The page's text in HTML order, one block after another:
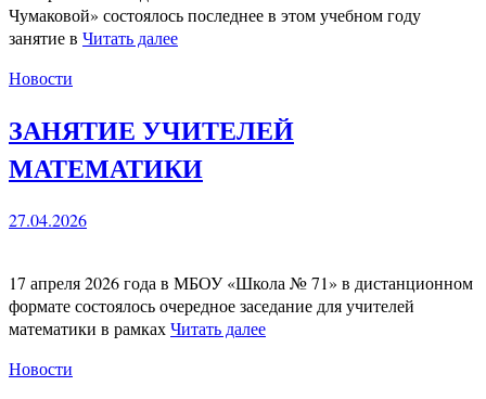
Чумаковой» состоялось последнее в этом учебном году
занятие в Читать далее
Новости
ЗАНЯТИЕ УЧИТЕЛЕЙ
МАТЕМАТИКИ
27.04.2026
17 апреля 2026 года в МБОУ «Школа № 71» в дистанционном
формате состоялось очередное заседание для учителей
математики в рамкахЧитать далее
Новости